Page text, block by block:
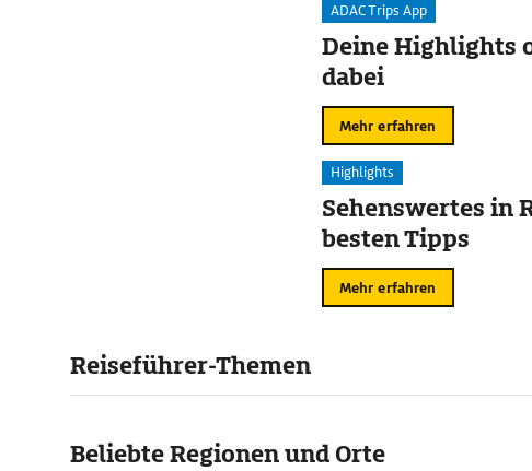
ADAC Trips App
Deine Highlights
dabei
Mehr erfahren
Highlights
Sehenswertes in
besten Tipps
Mehr erfahren
Reiseführer-Themen
Beliebte Regionen und Orte